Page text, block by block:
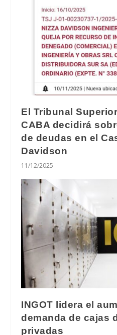
El Tribunal
CABA decidirá
de deudas en el
Davidson
11/12/2025
INGOT lidera el
demanda de cajas
privadas